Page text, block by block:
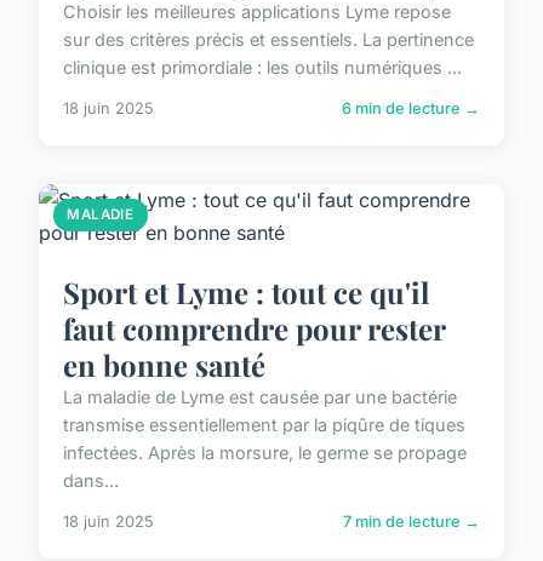
Choisir les meilleures applications Lyme repose
sur des critères précis et essentiels. La pertinence
clinique est primordiale : les outils numériques ...
18 juin 2025 6 min de lecture →
MALADIE
Sport et Lyme : tout ce qu'il
faut comprendre pour rester
en bonne santé
La maladie de Lyme est causée par une bactérie
transmise essentiellement par la piqûre de tiques
infectées. Après la morsure, le germe se propage
dans...
18 juin 2025 7 min de lecture →